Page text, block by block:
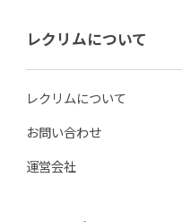
レクリムについて
レクリムについて
お問い合わせ
運営会社